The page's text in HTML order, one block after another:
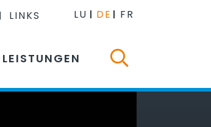
LINKS LU DE FR
LEISTUNGEN